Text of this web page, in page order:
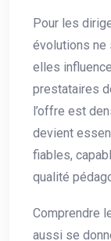
Pour les
évolutions ne
elles
prestataires
l’offre est
devient
fiables,
qualité
Comprendre
aussi se